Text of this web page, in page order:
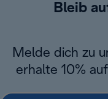
Bleib
Melde dich zu
erhalte 10%